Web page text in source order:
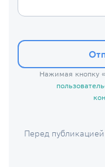
Нажимая кнопку
Перед